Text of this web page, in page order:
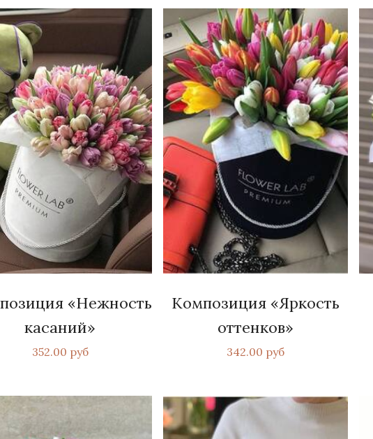
«Нежность
касаний»
352.00 руб
Композиция «Яркость
оттенков»
342.00 руб